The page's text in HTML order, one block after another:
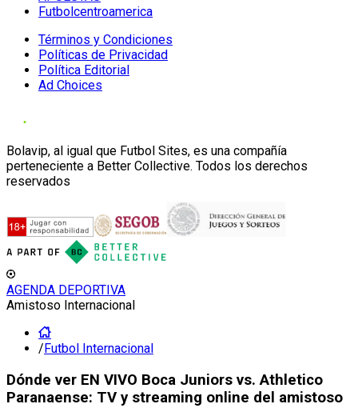
Futbolcentroamerica
Términos y Condiciones
Políticas de Privacidad
Política Editorial
Ad Choices
Bolavip, al igual que Futbol Sites, es una compañía
perteneciente a Better Collective. Todos los derechos
reservados
AGENDA DEPORTIVA
Amistoso Internacional
/Futbol Internacional
Dónde ver EN VIVO Boca Juniors vs. Athletico
Paranaense: TV y streaming online del amistoso